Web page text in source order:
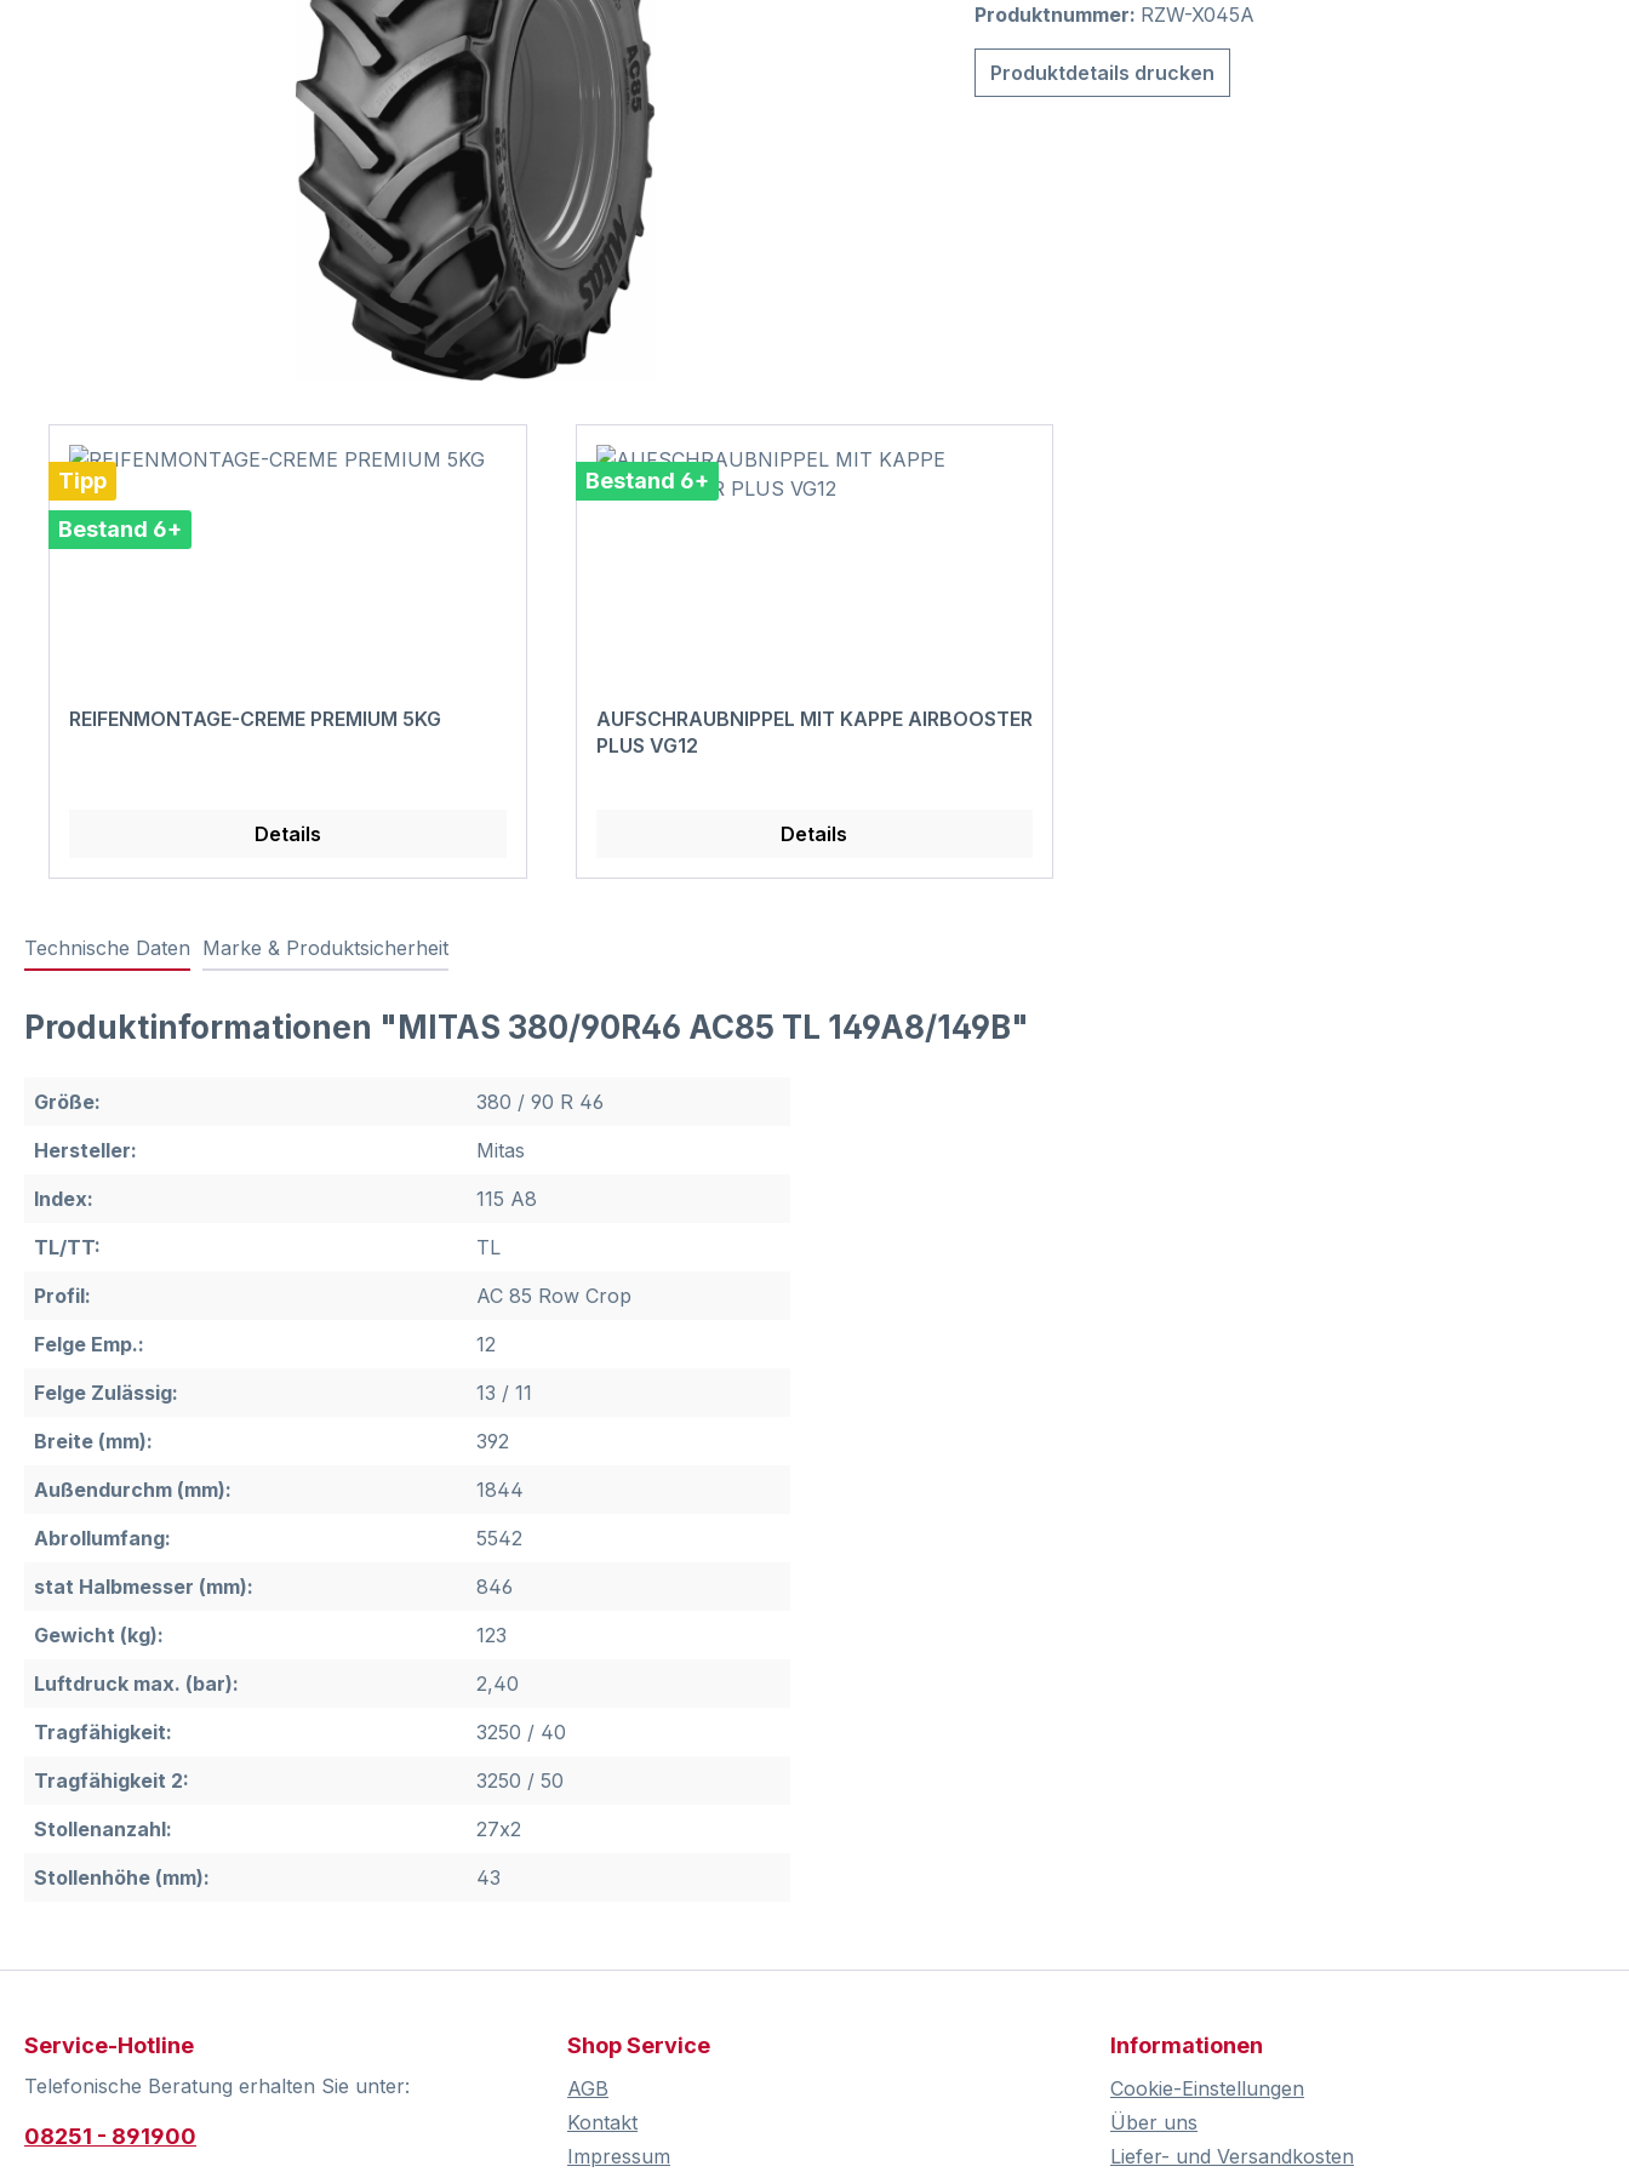
Produktnummer: RZW-X045A
Produktdetails drucken
Tipp
Bestand 6+
REIFENMONTAGE-CREME PREMIUM 5KG
Details
Bestand 6+
AUFSCHRAUBNIPPEL MIT KAPPE AIRBOOSTER
PLUS VG12
Details
Technische Daten Marke & Produktsicherheit
Produktinformationen "MITAS 380/90R46 AC85 TL 149A8/149B"
Größe:
380 / 90 R 46
Hersteller:
Mitas
Index:
115 A8
TL/TT:
TL
Profil:
AC 85 Row Crop
Felge Emp.:
12
Felge Zulässig:
13 / 11
Breite (mm):
392
Außendurchm (mm):
1844
Abrollumfang:
5542
stat Halbmesser (mm):
846
Gewicht (kg):
123
Luftdruck max. (bar):
2,40
Tragfähigkeit:
3250 / 40
Tragfähigkeit 2:
3250 / 50
Stollenanzahl:
27x2
Stollenhöhe (mm):
43
Service-Hotline
Telefonische Beratung erhalten Sie unter:
08251 - 891900
Shop Service
AGB
Kontakt
Impressum
Informationen
Cookie-Einstellungen
Über uns
Liefer- und Versandkosten